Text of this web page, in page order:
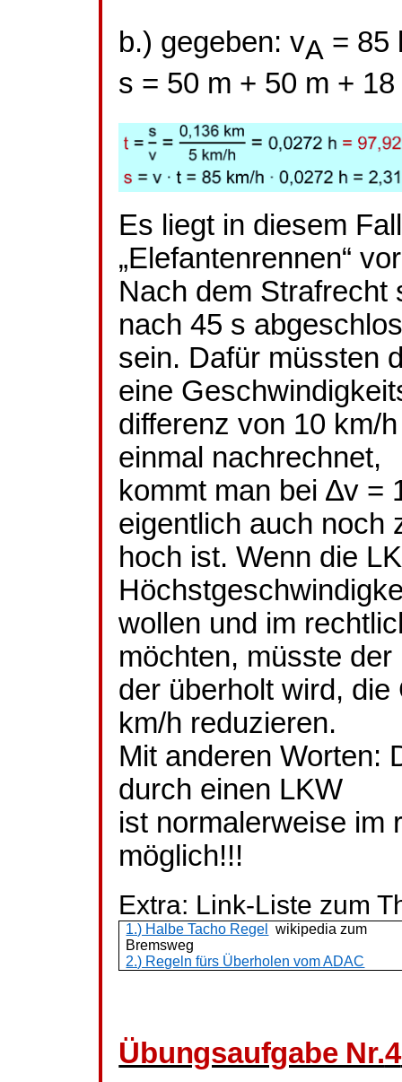
b.) gegeben:vA = 85
s = 50 m + 50 m +
Es liegt in diesem
„Elefantenrennen“
Nach dem Strafrecht
nach 45 s
sein. Dafür müssten
eine
differenz von 10 km/
einmal nachrechnet,
kommt man bei ∆v =
eigentlich auch noch
hoch ist. Wenn die
wollen und im
möchten, müsste der
der überholt wird,
km/h reduzieren.
Mit anderen Worten:
durch einen LKW
ist normalerweise im
möglich!!!
Extra: Link-Liste zum
1.) Halbe Tacho Regel wikipedia zum
Bremsweg
2.) Regeln fürs Überholen vom ADAC
Übungsaufgabe Nr.4